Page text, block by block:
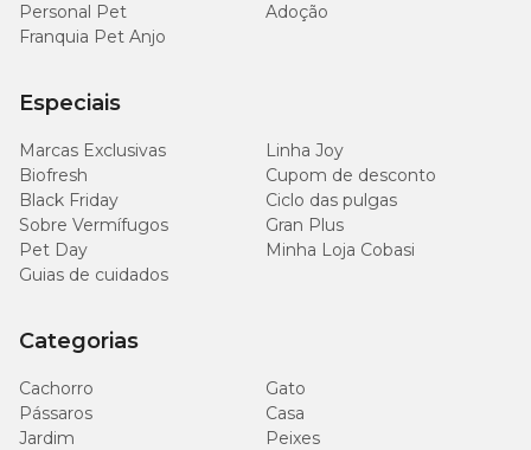
Personal Pet
Adoção
Franquia Pet Anjo
Especiais
Marcas Exclusivas
Linha Joy
Biofresh
Cupom de desconto
Black Friday
Ciclo das pulgas
Sobre Vermífugos
Gran Plus
Pet Day
Minha Loja Cobasi
Guias de cuidados
Categorias
Cachorro
Gato
Pássaros
Casa
Jardim
Peixes